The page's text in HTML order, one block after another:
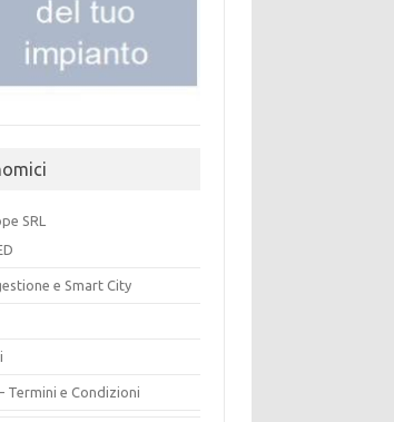
SRL
e Smart City
Termini e Condizioni